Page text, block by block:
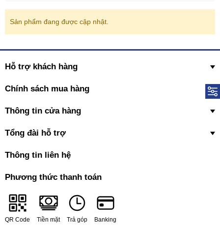
Sản phẩm đang được cập nhật.
Hỗ trợ khách hàng
Chính sách mua hàng
Thông tin cửa hàng
Tổng đài hỗ trợ
Thông tin liên hệ
Phương thức thanh toán
QR Code Tiền mặt Trả góp Banking